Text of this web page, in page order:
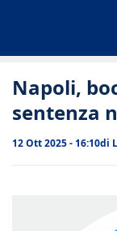
Napoli,
sentenza
12 Ott 2025 - 16:10di